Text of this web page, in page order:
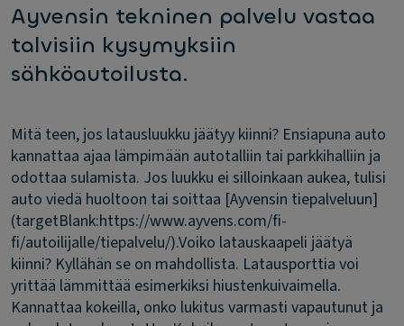
Ayvensin tekninen palvelu vastaa
talvisiin kysymyksiin
sähköautoilusta.
Mitä teen, jos latausluukku jäätyy kiinni? Ensiapuna auto
kannattaa ajaa lämpimään autotalliin tai parkkihalliin ja
odottaa sulamista. Jos luukku ei silloinkaan aukea, tulisi
auto viedä huoltoon tai soittaa [Ayvensin tiepalveluun]
(targetBlank:https://www.ayvens.com/fi-
fi/autoilijalle/tiepalvelu/).Voiko latauskaapeli jäätyä
kiinni? Kyllähän se on mahdollista. Latausporttia voi
yrittää lämmittää esimerkiksi hiustenkuivaimella.
Kannattaa kokeilla, onko lukitus varmasti vapautunut ja